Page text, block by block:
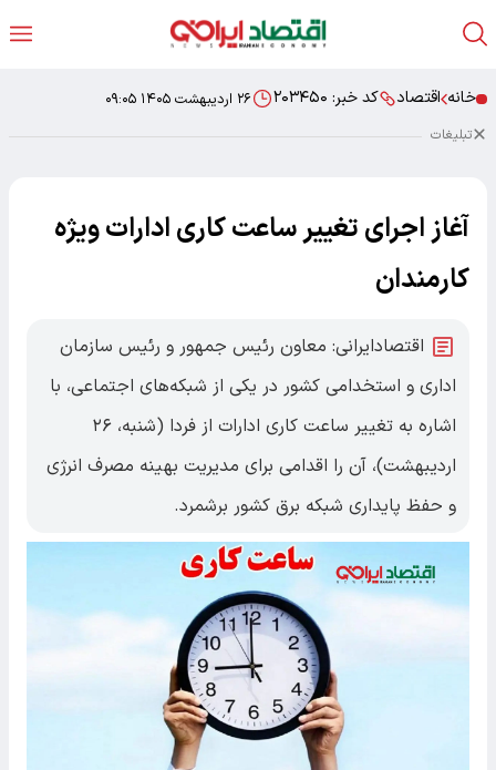
خانه اقتصاد کد خبر: ۲۰۳۴۵۰ ۲۶ اردیبهشت ۱۴۰۵ ۰۹:۰۵
تبلیغات
آغاز اجرای تغییر ساعت کاری ادارات ویژه
کارمندان
اقتصادایرانی: معاون رئیس جمهور و رئیس سازمان
اداری و استخدامی کشور در یکی از شبکه‌های اجتماعی، با
اشاره به تغییر ساعت کاری ادارات از فردا (شنبه، ۲۶
اردیبهشت)، آن را اقدامی برای مدیریت بهینه مصرف انرژی
و حفظ پایداری شبکه برق کشور برشمرد.